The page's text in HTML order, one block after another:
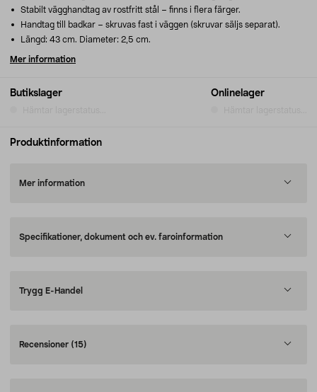
Butikslager Onlinelager
Stabilt vägghandtag av rostfritt stål – finns i flera färger.
Handtag till badkar – skruvas fast i väggen (skruvar säljs separat).
Längd: 43 cm. Diameter: 2,5 cm.
Mer information
Produktinformation
Mer information
Specifikationer, dokument och ev. faroinformation
Trygg E-Handel
Recensioner (15)